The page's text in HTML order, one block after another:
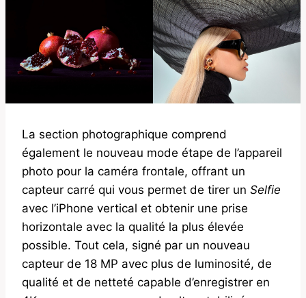
La section photographique comprend
également le nouveau mode étape de l’appareil
photo pour la caméra frontale, offrant un
capteur carré qui vous permet de tirer un Selfie
avec l’iPhone vertical et obtenir une prise
horizontale avec la qualité la plus élevée
possible. Tout cela, signé par un nouveau
capteur de 18 MP avec plus de luminosité, de
qualité et de netteté capable d’enregistrer en